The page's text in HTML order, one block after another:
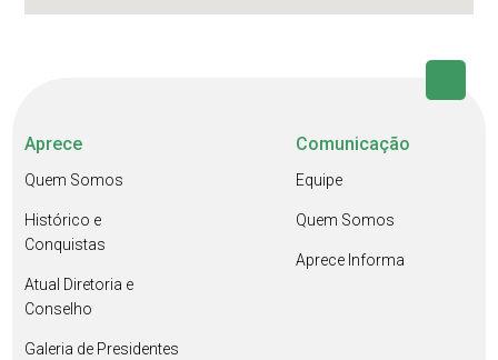
Aprece
Quem Somos
Histórico e
Conquistas
Atual Diretoria e
Conselho
Galeria de Presidentes
Comunicação
Equipe
Quem Somos
Aprece Informa